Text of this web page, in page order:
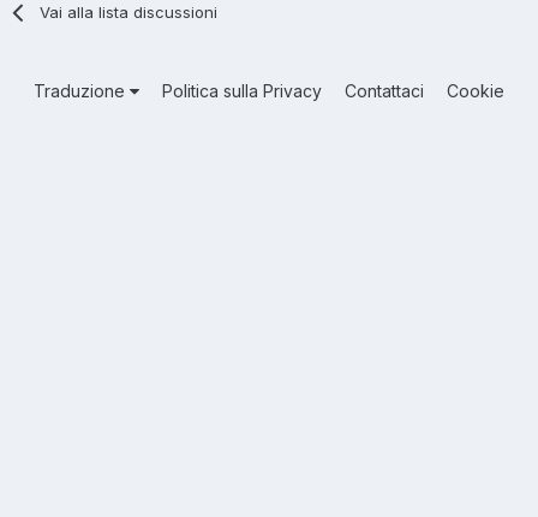
Vai alla lista discussioni
Traduzione Politica sulla Privacy Contattaci Cookie